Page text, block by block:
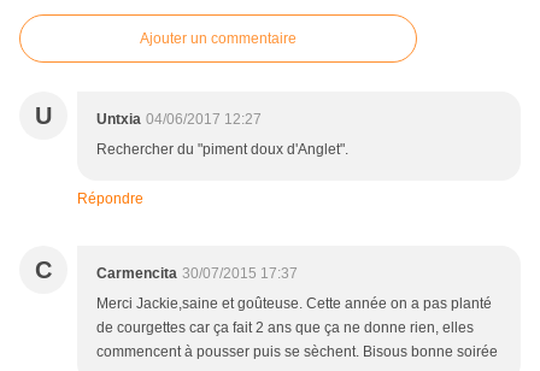
Ajouter un commentaire
U Untxia 04/06/2017 12:27
Rechercher du "piment doux d'Anglet".
Répondre
C Carmencita 30/07/2015 17:37
Merci Jackie,saine et goûteuse. Cette année on a pas planté
de courgettes car ça fait 2 ans que ça ne donne rien, elles
commencent à pousser puis se sèchent. Bisous bonne soirée